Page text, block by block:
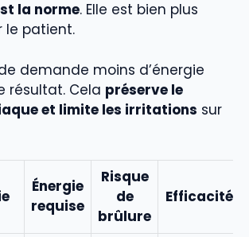
la norme. Elle est bien plus
le patient.
demande moins d’énergie
résultat. Cela préserve le
et limite les irritations sur
Énergie
requise
Risque
de
brûlure
Efficacité